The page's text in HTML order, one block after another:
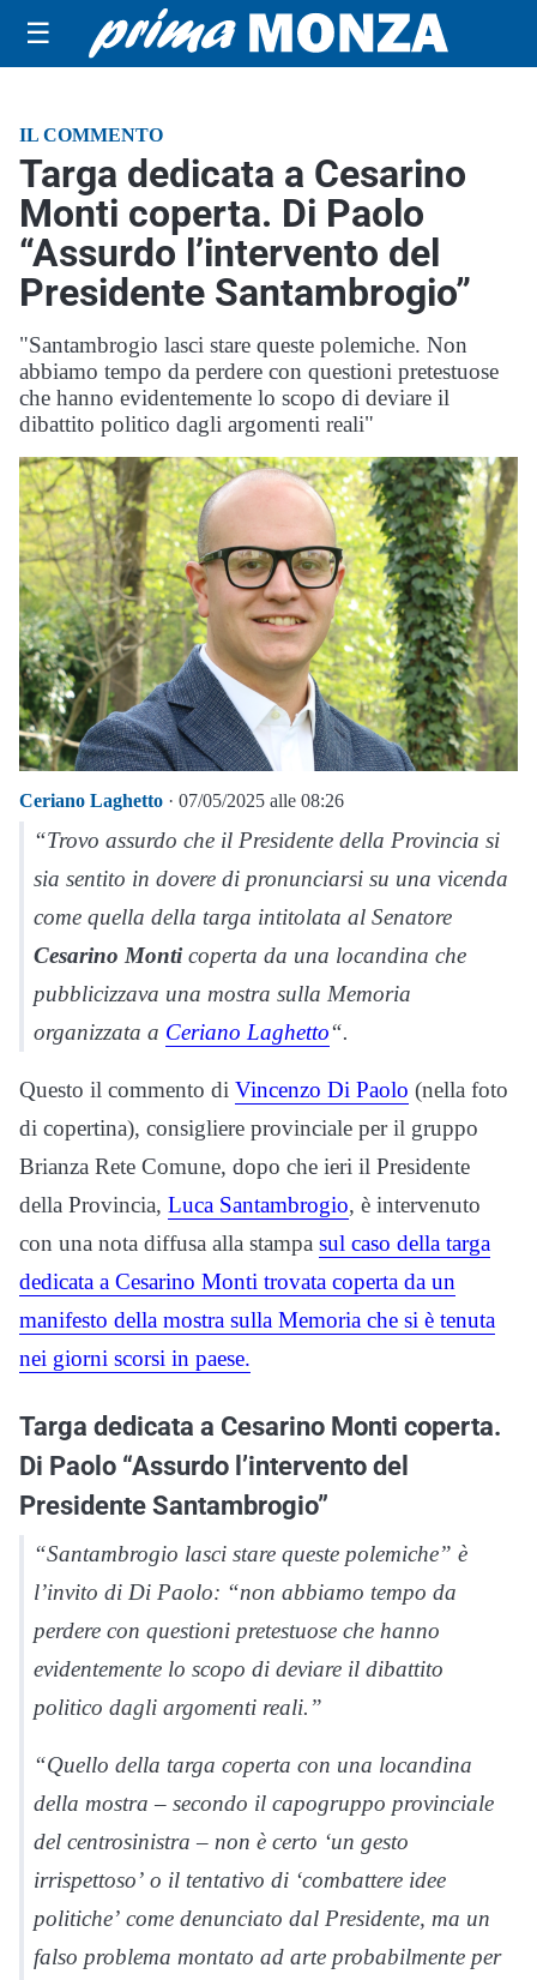
☰
IL COMMENTO
Targa dedicata a Cesarino
Monti coperta. Di Paolo
“Assurdo l’intervento del
Presidente Santambrogio”
"Santambrogio lasci stare queste polemiche. Non
abbiamo tempo da perdere con questioni pretestuose
che hanno evidentemente lo scopo di deviare il
dibattito politico dagli argomenti reali"
Ceriano Laghetto · 07/05/2025 alle 08:26
“Trovo assurdo che il Presidente della Provincia si
sia sentito in dovere di pronunciarsi su una vicenda
come quella della targa intitolata al Senatore
Cesarino Monticoperta da una locandina che
pubblicizzava una mostra sulla Memoria
organizzata a Ceriano Laghetto“.
Questo il commento di Vincenzo Di Paolo (nella foto
di copertina), consigliere provinciale per il gruppo
Brianza Rete Comune, dopo che ieri il Presidente
della Provincia, Luca Santambrogio, è intervenuto
con una nota diffusa alla stampa sul caso della targa
dedicata a Cesarino Monti trovata coperta da un
manifesto della mostra sulla Memoria che si è tenuta
nei giorni scorsi in paese.
Targa dedicata a Cesarino Monti coperta.
Di Paolo “Assurdo l’intervento del
Presidente Santambrogio”
“Santambrogio lasci stare queste polemiche” è
l’invito di Di Paolo: “non abbiamo tempo da
perdere con questioni pretestuose che hanno
evidentemente lo scopo di deviare il dibattito
politico dagli argomenti reali.”
“Quello della targa coperta con una locandina
della mostra – secondo il capogruppo provinciale
del centrosinistra – non è certo ‘un gesto
irrispettoso’ o il tentativo di ‘combattere idee
politiche’ come denunciato dal Presidente, ma un
falso problema montato ad arte probabilmente per